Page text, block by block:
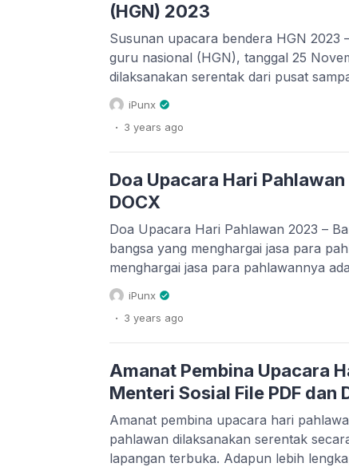
(HGN) 2023
Susunan upacara bendera HGN 2023
guru nasional (HGN), tanggal 25
dilaksanakan serentak dari pusat
mengenakan pakaian adat masing-
sudah pernah kami bagikan logo
mendownload logo peringatan HGN
Kementerian Pendidikan,
iPunx
. 3 years ago
Doa Upacara Hari
DOCX
Doa Upacara Hari Pahlawan 2023 –
bangsa yang menghargai jasa para
menghargai jasa para pahlawannya
kemerdekaan dengan pembangunan.
bidang material, namun juga
sebagai anak bangsa yang saat ini
Kemerdekaan yang telah
iPunx
. 3 years ago
Amanat Pembina Upacara
Menteri Sosial File PDF dan
Amanat pembina upacara hari
pahlawan dilaksanakan serentak
lapangan terbuka. Adapun lebih